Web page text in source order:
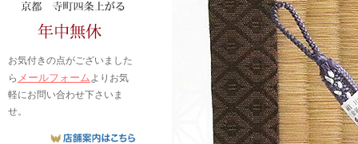
お気付きの点がございました
ら メールフォームよりお気
軽にお問い合わせ下さいま
せ。